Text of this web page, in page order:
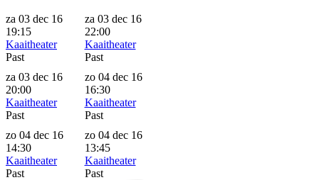
za 03 dec 16
19:15
Kaaitheater
Past
za 03 dec 16
22:00
Kaaitheater
Past
za 03 dec 16
20:00
Kaaitheater
Past
zo 04 dec 16
16:30
Kaaitheater
Past
zo 04 dec 16
14:30
Kaaitheater
Past
zo 04 dec 16
13:45
Kaaitheater
Past